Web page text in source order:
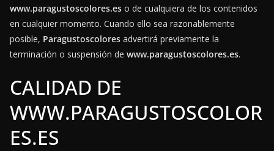
www.paragustoscolores.es o de cualquiera de los contenidos
en cualquier momento. Cuando ello sea razonablemente
posible, Paragustoscolores advertirá previamente la
terminación o suspensión de www.paragustoscolores.es.
CALIDAD DE
WWW.PARAGUSTOSCOLOR
ES.ES